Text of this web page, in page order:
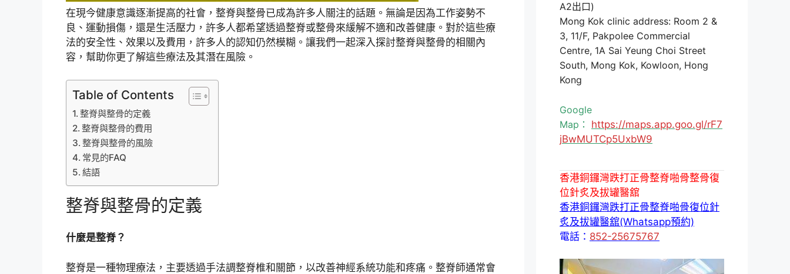
在現今健康意識逐漸提高的社會，整脊與整骨已成為許多人關注的話題。無論是因為工作姿勢不
良、運動損傷，還是生活壓力，許多人都希望透過整脊或整骨來緩解不適和改善健康。對於這些療
法的安全性、效果以及費用，許多人的認知仍然模糊。讓我們一起深入探討整脊與整骨的相關內
容，幫助你更了解這些療法及其潛在風險。
Table of Contents
整脊與整骨的定義
整脊與整骨的費用
整脊與整骨的風險
常見的FAQ
結語
整脊與整骨的定義
什麼是整脊？
整脊是一種物理療法，主要透過手法調整脊椎和關節，以改善神經系統功能和疼痛。整脊師通常會
A2出口)
Mong Kok clinic address: Room 2 &
3, 11/F, Pakpolee Commercial
Centre, 1A Sai Yeung Choi Street
South, Mong Kok, Kowloon, Hong
Kong
Google
Map： https://maps.app.goo.gl/rF7
jBwMUTCp5UxbW9
香港銅鑼灣跌打正骨整脊啪骨整骨復
位針炙及拔罐醫舘
香港銅鑼灣跌打正骨整脊啪骨復位針
炙及拔罐醫舘(Whatsapp預約)
電話： 852-25675767